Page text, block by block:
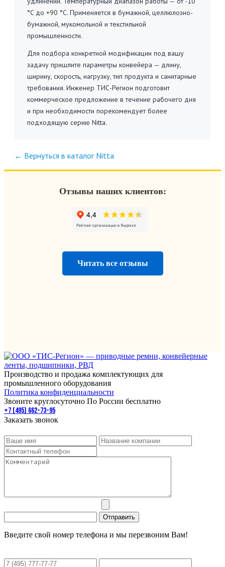
°C до +90 °C. Применяется в бумажной, целлюлозно-
бумажной, мукомольной и текстильной
промышленности.
Для подбора конкретной модификации под вашу
задачу пришлите параметры конвейера — длину,
ширину, скорость, нагрузку, тип продукта и санитарные
требования. Инженер ТИС-Регион подготовит
коммерческое предложение в течение рабочего дня
и при необходимости порекомендует более
подходящую серию Nitta.
← Вернуться в каталог Nitta
Отзывы наших клиентов:
Читать все отзывы
Производство и продажа комплектующих для
промышленного оборудования
Политика конфиденциальности
Звоните круглосуточно По России бесплатно
+7 (495) 662-73-95
Заказать звонок
Введите свой номер телефона и мы перезвоним Вам!